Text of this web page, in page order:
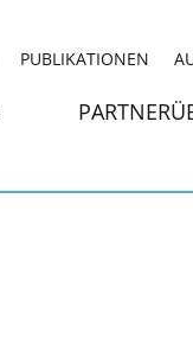
PUBLIKATIONEN